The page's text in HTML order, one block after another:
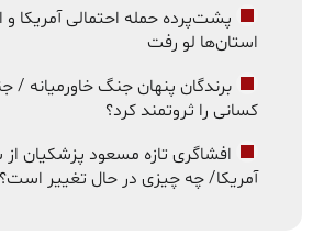
پشت‌پرده حمله احتمالی آمریکا و
استان‌ها لو رفت
کسانی را ثروتمند کرد؟
افشاگری تازه مسعود پزشکیان
آمریکا/ چه چیزی در حال تغییر است؟